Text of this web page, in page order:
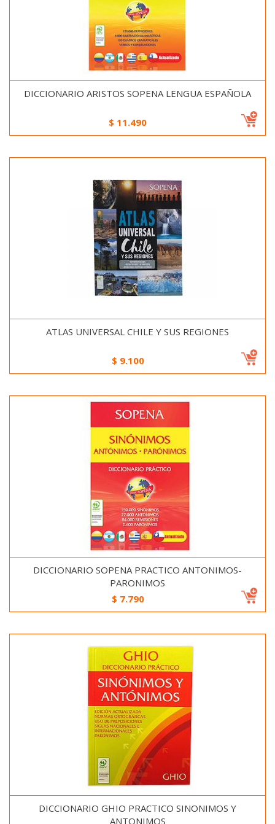
DICCIONARIO ARISTOS SOPENA LENGUA ESPAÑOLA
$ 11.490
ATLAS UNIVERSAL CHILE Y SUS REGIONES
$ 9.100
DICCIONARIO SOPENA PRACTICO ANTONIMOS-
PARONIMOS
$ 7.790
DICCIONARIO GHIO PRACTICO SINONIMOS Y
ANTONIMOS